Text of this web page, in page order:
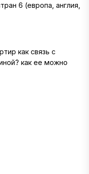
6 (европа, англия,
как связь с
как ее можно